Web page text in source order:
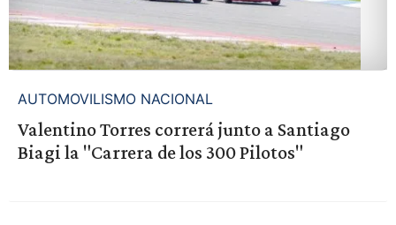
AUTOMOVILISMO NACIONAL
Valentino Torres correrá junto a Santiago
Biagi la "Carrera de los 300 Pilotos"